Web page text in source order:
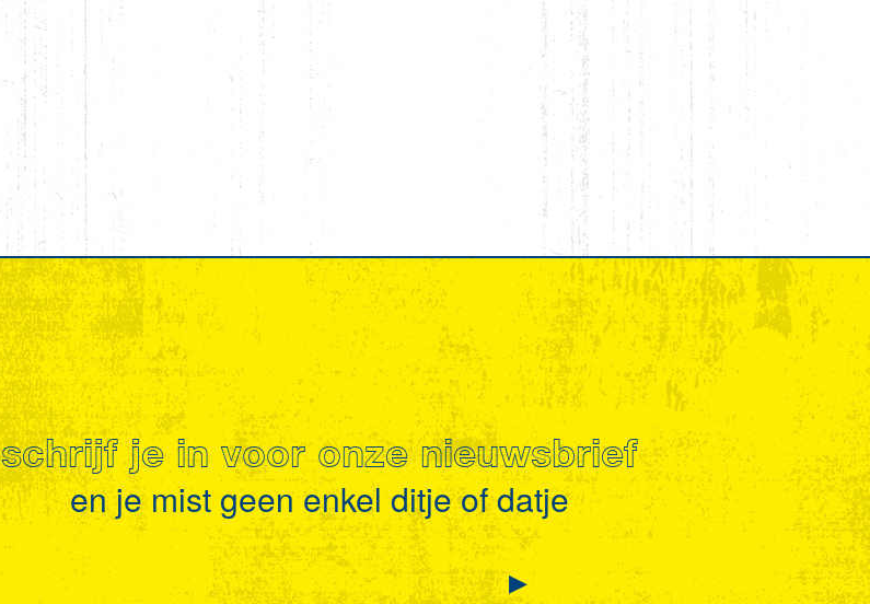
schrijf je in voor onze nieuwsbrief
en je mist geen enkel ditje of datje